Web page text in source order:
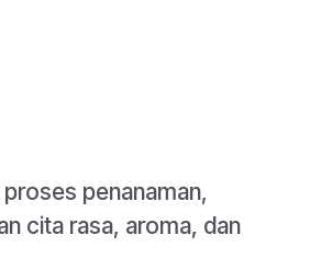
penanaman,
cita rasa, aroma, dan